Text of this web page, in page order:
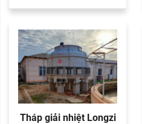
Tháp giải nhiệt Longzi